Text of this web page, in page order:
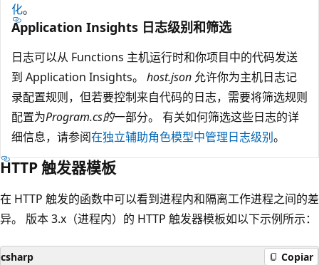
化。
Application Insights 日志级别和筛选
日志可以从 Functions 主机运行时和你项目中的代码发送
到 Application Insights。 host.json 允许你为主机日志记
录配置规则，但若要控制来自代码的日志，需要将筛选规则
配置为Program.cs的一部分。 有关如何筛选这些日志的详
细信息，请参阅在独立辅助角色模型中管理日志级别。
HTTP 触发器模板
在 HTTP 触发的函数中可以看到进程内和隔离工作进程之间的差
异。 版本 3.x（进程内）的 HTTP 触发器模板如以下示例所示：
csharp Copiar